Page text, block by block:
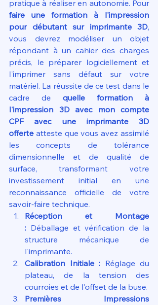
faire une formation à l'impression
pour débutant sur imprimante 3D,
vous devrez modéliser un objet
répondant à un cahier des charges
précis, le préparer logiciellement et
l'imprimer sans défaut sur votre
matériel. La réussite de ce test dans le
cadre de quelle formation à
l'impression 3D avec mon compte
CPF avec une imprimante 3D
offerte atteste que vous avez assimilé
les concepts de tolérance
dimensionnelle et de qualité de
surface, transformant votre
investissement initial en une
reconnaissance officielle de votre
savoir-faire technique.
Réception et Montage
: Déballage et vérification de la
structure mécanique de
l'imprimante.
Calibration Initiale : Réglage du
plateau, de la tension des
courroies et de l'offset de la buse.
Premières Impressions